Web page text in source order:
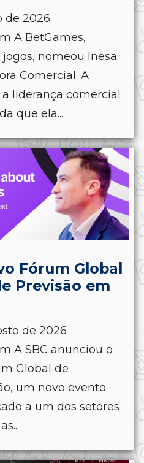
de 2026
A BetGames,
nomeou Inesa
Comercial. A
liderança comercial
que ela...
Fórum Global
Previsão em
de 2026
A SBC anunciou o
Global de
um novo evento
a um dos setores